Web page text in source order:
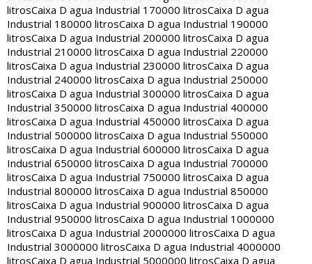
litrosCaixa D agua Industrial 170000 litrosCaixa D agua
Industrial 180000 litrosCaixa D agua Industrial 190000
litrosCaixa D agua Industrial 200000 litrosCaixa D agua
Industrial 210000 litrosCaixa D agua Industrial 220000
litrosCaixa D agua Industrial 230000 litrosCaixa D agua
Industrial 240000 litrosCaixa D agua Industrial 250000
litrosCaixa D agua Industrial 300000 litrosCaixa D agua
Industrial 350000 litrosCaixa D agua Industrial 400000
litrosCaixa D agua Industrial 450000 litrosCaixa D agua
Industrial 500000 litrosCaixa D agua Industrial 550000
litrosCaixa D agua Industrial 600000 litrosCaixa D agua
Industrial 650000 litrosCaixa D agua Industrial 700000
litrosCaixa D agua Industrial 750000 litrosCaixa D agua
Industrial 800000 litrosCaixa D agua Industrial 850000
litrosCaixa D agua Industrial 900000 litrosCaixa D agua
Industrial 950000 litrosCaixa D agua Industrial 1000000
litrosCaixa D agua Industrial 2000000 litrosCaixa D agua
Industrial 3000000 litrosCaixa D agua Industrial 4000000
litrosCaixa D agua Industrial 5000000 litrosCaixa D agua